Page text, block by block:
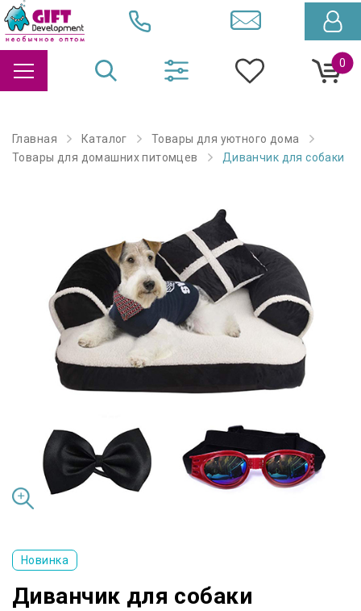
0
Главная Каталог
Товары для уютного дома
Товары для домашних питомцев
Диванчик для собаки
Новинка
Диванчик для собаки